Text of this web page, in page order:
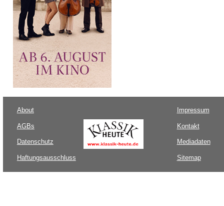
About
AGBs
Datenschutz
Haftungsausschluss
Impressum
Kontakt
Mediadaten
Sitemap